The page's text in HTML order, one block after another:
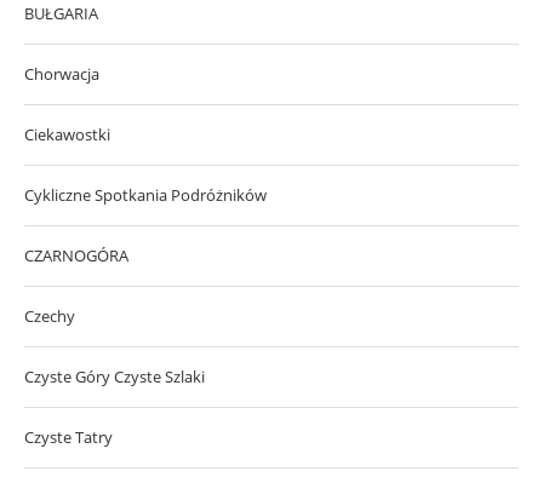
BUŁGARIA
Chorwacja
Ciekawostki
Cykliczne Spotkania Podróżników
CZARNOGÓRA
Czechy
Czyste Góry Czyste Szlaki
Czyste Tatry